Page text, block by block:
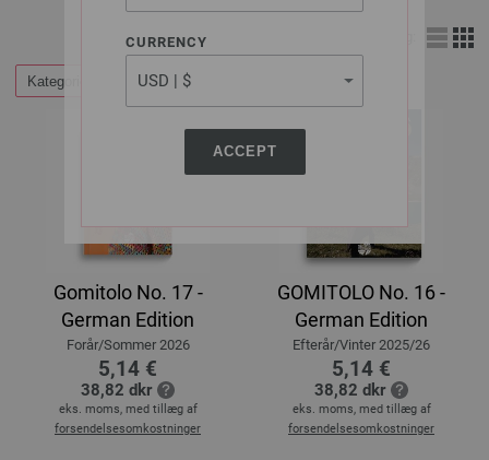
of America
CURRENCY
ACCEPT
Kategorier
Gomitolo No. 17 -
German Edition
Forår/Sommer 2026
5,14 €
38,82 dkr
eks. moms, med tillæg af
forsendelsesomkostninger
GOMITOLO No. 16 -
German Edition
Efterår/Vinter 2025/26
5,14 €
38,82 dkr
eks. moms, med tillæg af
forsendelsesomkostninger